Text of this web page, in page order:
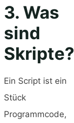
3. Was
sind
Skripte?
Ein Script ist ein
Stück
Programmcode,